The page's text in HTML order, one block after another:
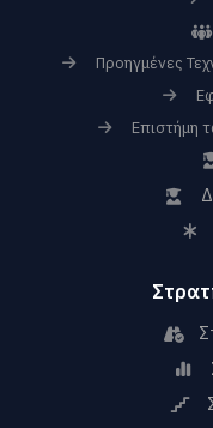
Προηγμένες
Επιστήμη